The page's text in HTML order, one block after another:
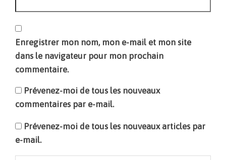
Enregistrer mon nom, mon e-mail et mon site
dans le navigateur pour mon prochain
commentaire.
Prévenez-moi de tous les nouveaux
commentaires par e-mail.
Prévenez-moi de tous les nouveaux articles par
e-mail.